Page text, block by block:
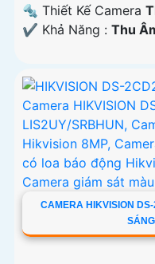
🔩 Thiết Kế Camera
️✔️ Khả Năng : Thu
CAMERA HIKVISION